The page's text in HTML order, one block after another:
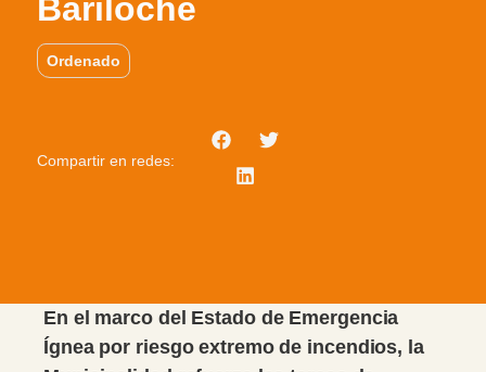
Bariloche
Ordenado
Compartir en redes:
En el marco del Estado de Emergencia
Ígnea por riesgo extremo de incendios, la